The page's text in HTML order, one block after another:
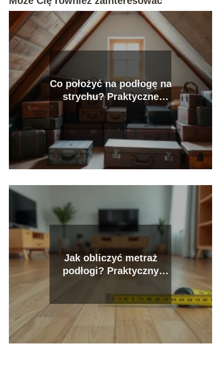
Co położyć na podłogę na
strychu? Praktyczne
porady i inspiracje
Jak obliczyć metraż
podłogi? Praktyczny
kroku